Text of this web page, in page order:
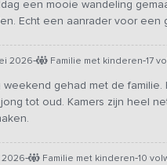
een mooie wandeling
Echt een aanrader voor een
2026- Familie met kinderen-17
gehad met de
tot oud. Kamers zijn heel
2026- Familie met kinderen-10